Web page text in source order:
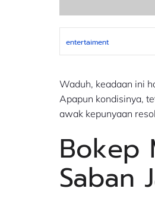
entertaiment
Waduh, keadaan ini
Apapun kondisinya,
awak kepunyaan
Bokep
Saban